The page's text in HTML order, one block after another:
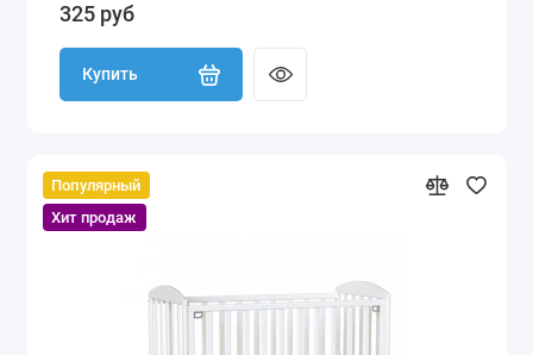
325 руб
Купить
Популярный
Хит продаж